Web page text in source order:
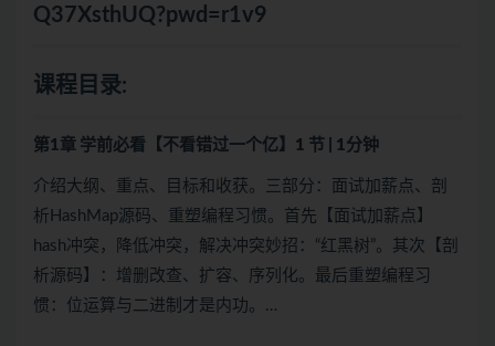
Q37XsthUQ?pwd=r1v9
课程目录:
第1章 学前必看【不看错过一个亿】 1 节 | 1分钟
介绍大纲、重点、目标和收获。三部分：面试加薪点、剖
析HashMap源码、重塑编程习惯。首先【面试加薪点】
hash冲突，降低冲突，解决冲突妙招：“红黑树”。其次【剖
析源码】：增删改查、扩容、序列化。最后重塑编程习
惯：位运算与二进制才是内功。…